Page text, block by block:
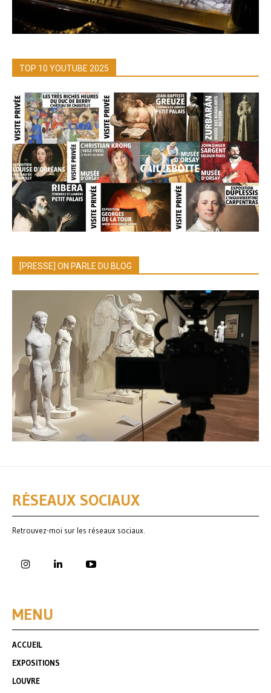
TOP 10 YOUTUBE 2025
[PRESSE] ON PARLE DU BLOG
RÉSEAUX SOCIAUX
Retrouvez-moi sur les réseaux sociaux.
MENU
ACCUEIL
EXPOSITIONS
LOUVRE